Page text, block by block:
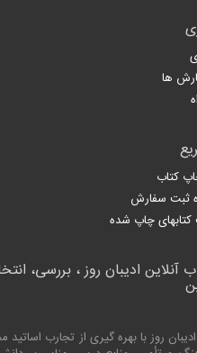
ها
کتاب
ثبت سفارش
کتابهای چاپ شده
آنلاین ادیبان روز ، بررسی،
ادیبان روز با بهره گیری از تجارب